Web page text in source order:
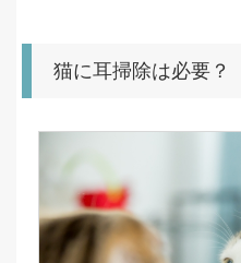
猫に耳掃除は必要？